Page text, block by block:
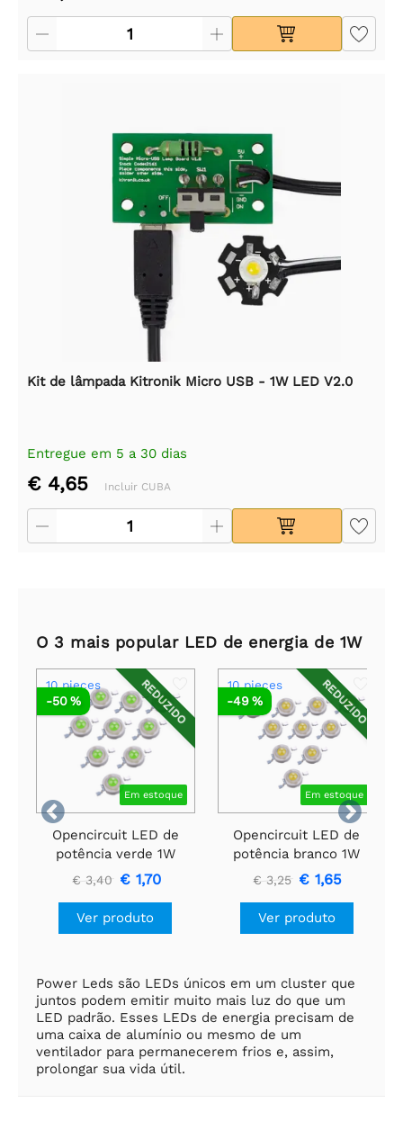
Kit de lâmpada Kitronik Micro USB - 1W LED V2.0
Entregue em 5 a 30 dias
€ 4,65 Incluir CUBA
O 3 mais popular LED de energia de 1W


REDUZIDO
10 pieces
Em estoque
-50 %
Opencircuit LED de
potência verde 1W
110° - 10 peças
€ 3,40 € 1,70
Ver produto
REDUZIDO
10 pieces
Em estoque
-49 %
Opencircuit LED de
potência branco 1W
110° - 10 peças
€ 3,25 € 1,65
Ver produto
Power Leds são LEDs únicos em um cluster que
juntos podem emitir muito mais luz do que um
LED padrão. Esses LEDs de energia precisam de
uma caixa de alumínio ou mesmo de um
ventilador para permanecerem frios e, assim,
prolongar sua vida útil.